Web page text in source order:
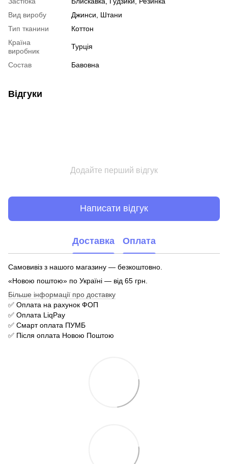
Вид виробу
Джинси, Штани
Тип тканини
Коттон
Країна
виробник
Турція
Состав Бавовна
Відгуки
Додайте перший відгук
Написати відгук
Доставка Оплата
Самовивіз з нашого магазину — безкоштовно.
«Новою поштою» по Україні — від 65 грн.
Більше інформації про доставку
✅ Оплата на рахунок ФОП
✅ Оплата LiqPay
✅ Смарт оплата ПУМБ
✅ Після оплата Новою Поштою